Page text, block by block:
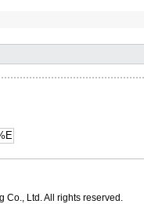
Ltd. All rights reserved.